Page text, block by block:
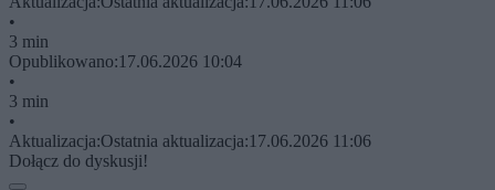
•
3 min
Opublikowano:17.06.2026 10:04
•
3 min
•
Aktualizacja:Ostatnia aktualizacja:17.06.2026 11:06
Dołącz do dyskusji!